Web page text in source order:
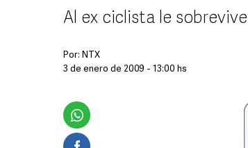
Al ex ciclista le
Por: NTX
3 de enero de 2009 - 13:00 hs